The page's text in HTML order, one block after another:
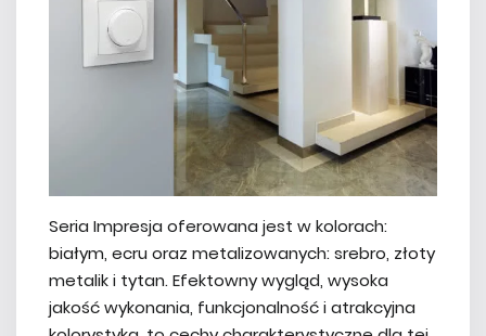
Seria Impresja oferowana jest w kolorach:
białym, ecru oraz metalizowanych: srebro, złoty
metalik i tytan. Efektowny wygląd, wysoka
jakość wykonania, funkcjonalność i atrakcyjna